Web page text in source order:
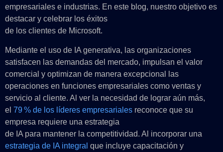
empresariales e industrias. En este blog, nuestro objetivo es
destacar y celebrar los éxitos
de los clientes de Microsoft.
Mediante el uso de IA generativa, las organizaciones
satisfacen las demandas del mercado, impulsan el valor
comercial y optimizan de manera excepcional las
operaciones en funciones empresariales como ventas y
servicio al cliente. Al ver la necesidad de lograr aún más,
el 79 % de los líderes empresariales reconoce que su
empresa requiere una estrategia
de IA para mantener la competitividad. Al incorporar una
estrategia de IA integral que incluye capacitación y